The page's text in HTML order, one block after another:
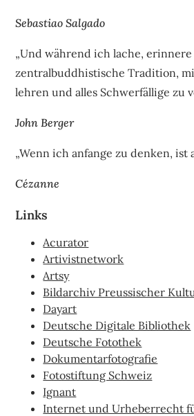
Sebastiao Salgado
„Und während ich lache,
zentralbuddhistische Tradition,
lehren und alles Schwerfällige zu
John Berger
„Wenn ich anfange zu denken, ist
Cézanne
Links
Acurator
Artivistnetwork
Artsy
Bildarchiv Preussischer
Dayart
Deutsche Digitale Bibliothek
Deutsche Fotothek
Dokumentarfotografie
Fotostiftung Schweiz
Ignant
Internet und Urheberrecht